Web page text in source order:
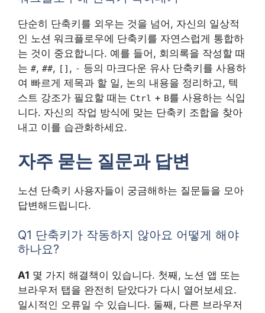
단순히 단축키를 외우는 것을 넘어, 자신의 일상적
인 노션 워크플로우에 단축키를 자연스럽게 통합하
는 것이 중요합니다. 예를 들어, 회의록을 작성할 때
는 #, ##, [] , - 등의 마크다운 유사 단축키를 사용하
여 빠르게 제목과 할 일, 논의 내용을 정리하고, 텍
스트 강조가 필요할 때는 Ctrl + B를 사용하는 식입
니다. 자신의 작업 방식에 맞는 단축키 조합을 찾아
내고 이를 습관화하세요.
자주 묻는 질문과 답변
노션 단축키 사용자들이 궁금해하는 질문들을 모아
답변해드립니다.
Q1 단축키가 작동하지 않아요 어떻게 해야
하나요?
A1 몇 가지 해결책이 있습니다. 첫째, 노션 앱 또는
브라우저 탭을 완전히 닫았다가 다시 열어보세요.
일시적인 오류일 수 있습니다. 둘째, 다른 브라우저